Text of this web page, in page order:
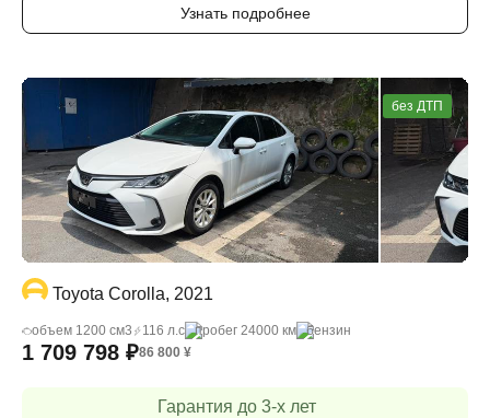
Узнать подробнее
без ДТП
Toyota Corolla, 2021
объем 1200 cм3 116 л.с пробег 24000 км бензин
1 709 798 ₽86 800 ¥
Гарантия до 3-х лет